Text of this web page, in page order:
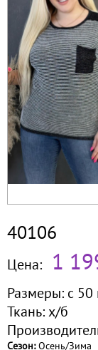
40106
Цена: 1
Размеры: с 50
Ткань:х/б
Сезон:Осень/Зима